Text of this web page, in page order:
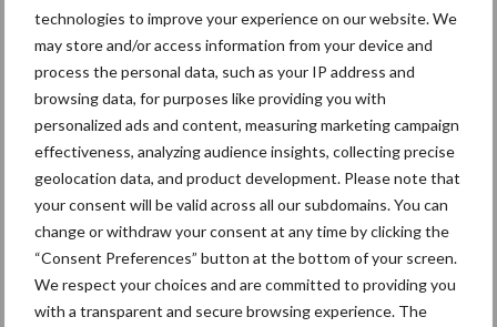
technologies to improve your experience on our website. We
may store and/or access information from your device and
process the personal data, such as your IP address and
browsing data, for purposes like providing you with
personalized ads and content, measuring marketing campaign
effectiveness, analyzing audience insights, collecting precise
geolocation data, and product development. Please note that
your consent will be valid across all our subdomains. You can
change or withdraw your consent at any time by clicking the
“Consent Preferences” button at the bottom of your screen.
We respect your choices and are committed to providing you
with a transparent and secure browsing experience. The
in de greep
De speenhuid: een vaak
onderschatte risicofactor
voor mastitis
ForFarmers ziet volume en
marktaandeel groeien in
krimpende Nederlandse
markt